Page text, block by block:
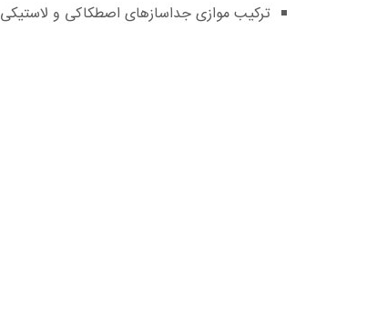
تركيب موازی جداسازهای اصطكاكی و لاستيكی